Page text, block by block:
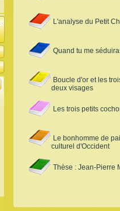
L'analyse du Petit
Quand tu me
Boucle d'or et les
deux visages
Les trois petits
Le bonhomme de
culturel d'Occident
Thèse : Jean-Pierre